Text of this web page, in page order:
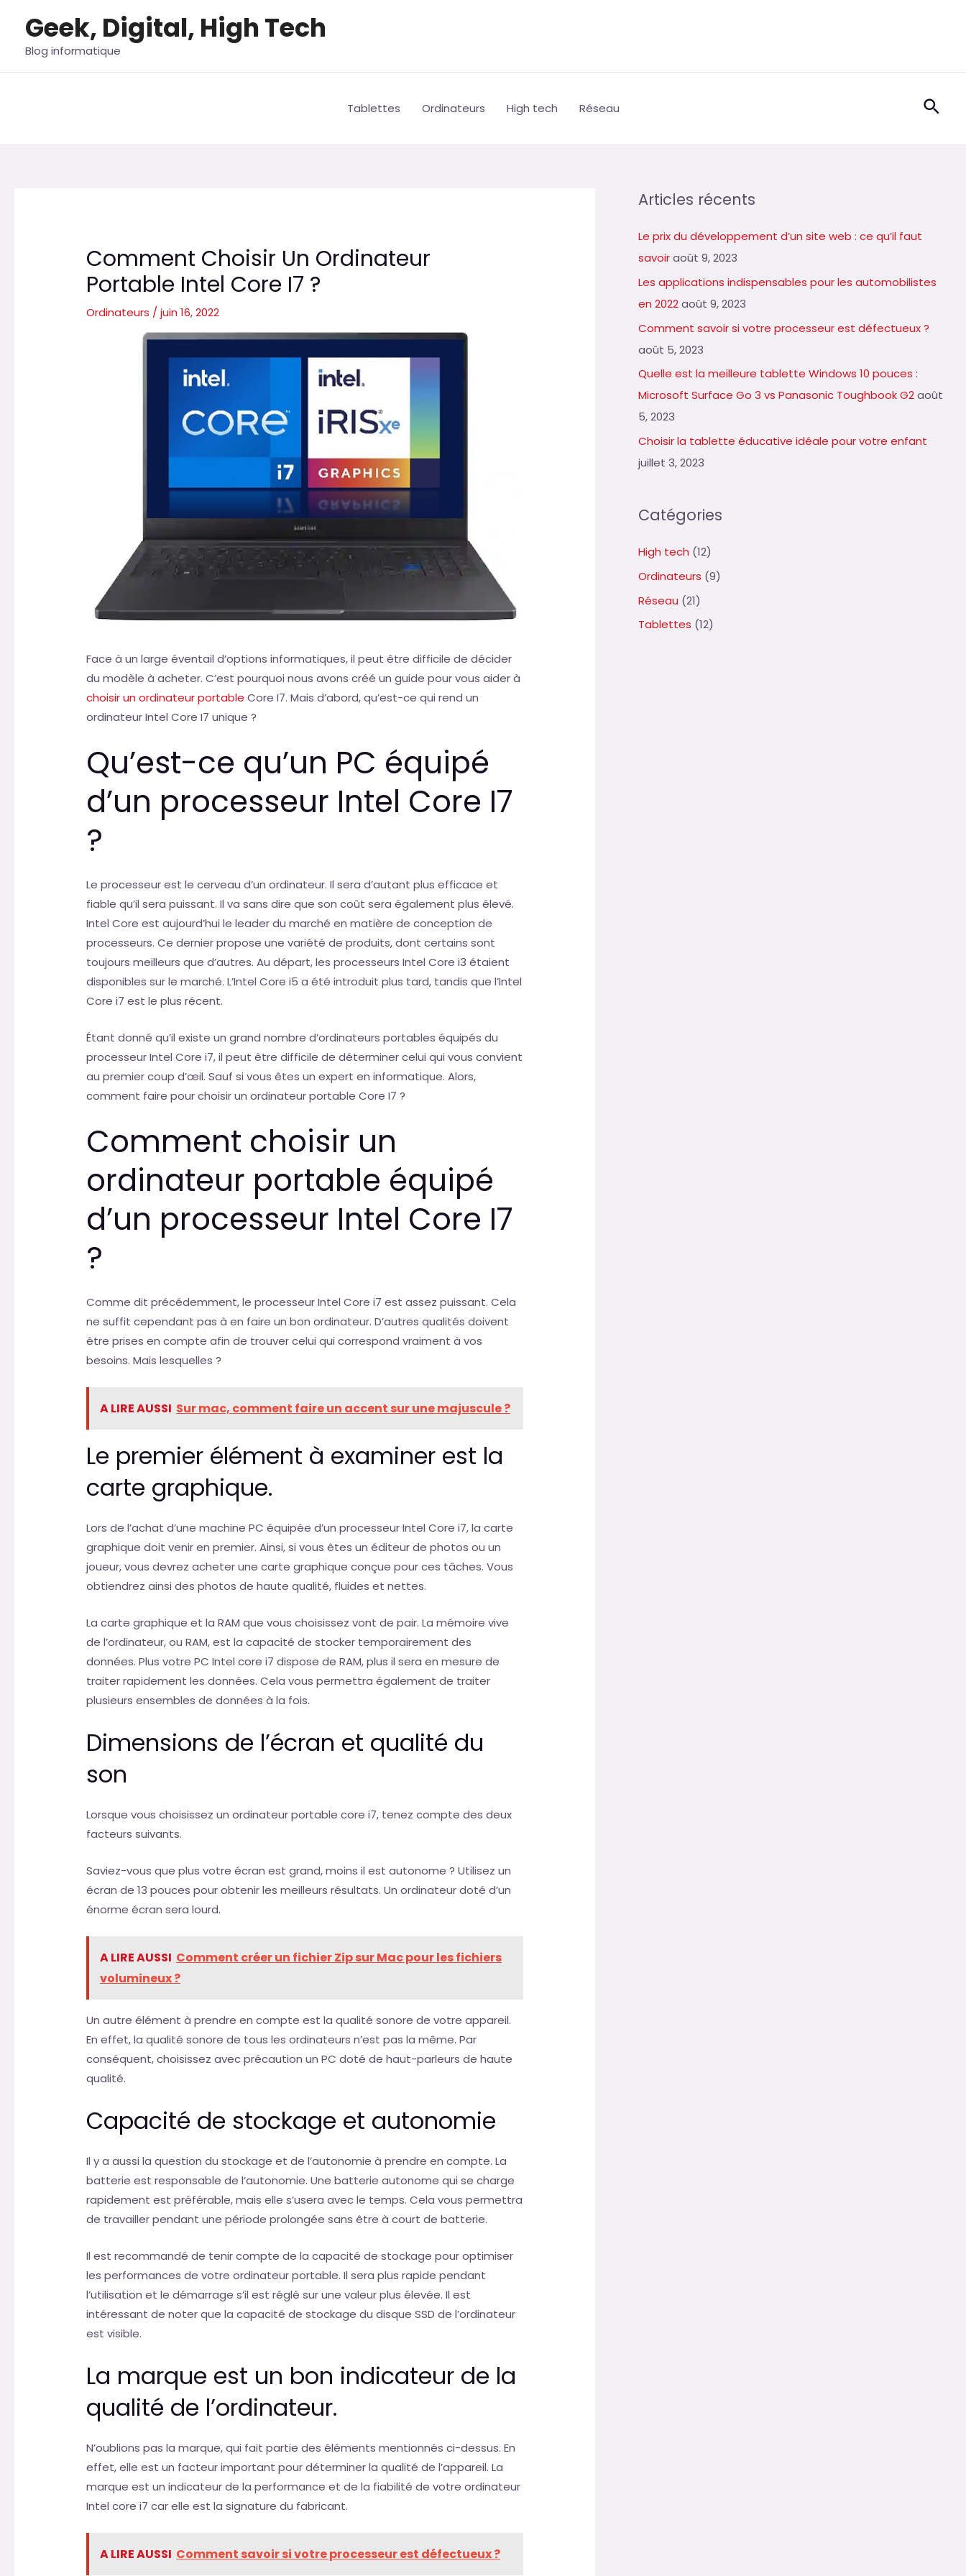
contenu
Geek, Digital, High Tech
Blog informatique
Tablettes Ordinateurs High tech Réseau
Comment Choisir Un Ordinateur
Portable Intel Core I7 ?
Ordinateurs /juin 16, 2022
Face à un large éventail d’options informatiques, il peut être difficile de décider
du modèle à acheter. C’est pourquoi nous avons créé un guide pour vous aider à
choisir un ordinateur portable Core I7. Mais d’abord, qu’est-ce qui rend un
ordinateur Intel Core I7 unique ?
Qu’est-ce qu’un PC équipé
d’un processeur Intel Core I7
?
Le processeur est le cerveau d’un ordinateur. Il sera d’autant plus efficace et
fiable qu’il sera puissant. Il va sans dire que son coût sera également plus élevé.
Intel Core est aujourd’hui le leader du marché en matière de conception de
processeurs. Ce dernier propose une variété de produits, dont certains sont
toujours meilleurs que d’autres. Au départ, les processeurs Intel Core i3 étaient
disponibles sur le marché. L’Intel Core i5 a été introduit plus tard, tandis que l’Intel
Core i7 est le plus récent.
Étant donné qu’il existe un grand nombre d’ordinateurs portables équipés du
processeur Intel Core i7, il peut être difficile de déterminer celui qui vous convient
au premier coup d’œil. Sauf si vous êtes un expert en informatique. Alors,
comment faire pour choisir un ordinateur portable Core I7 ?
Comment choisir un
ordinateur portable équipé
d’un processeur Intel Core I7
?
Comme dit précédemment, le processeur Intel Core i7 est assez puissant. Cela
ne suffit cependant pas à en faire un bon ordinateur. D’autres qualités doivent
être prises en compte afin de trouver celui qui correspond vraiment à vos
besoins. Mais lesquelles ?
A LIRE AUSSI Sur mac, comment faire un accent sur une majuscule ?
Le premier élément à examiner est la
carte graphique.
Lors de l’achat d’une machine PC équipée d’un processeur Intel Core i7, la carte
graphique doit venir en premier. Ainsi, si vous êtes un éditeur de photos ou un
joueur, vous devrez acheter une carte graphique conçue pour ces tâches. Vous
obtiendrez ainsi des photos de haute qualité, fluides et nettes.
La carte graphique et la RAM que vous choisissez vont de pair. La mémoire vive
de l’ordinateur, ou RAM, est la capacité de stocker temporairement des
données. Plus votre PC Intel core i7 dispose de RAM, plus il sera en mesure de
traiter rapidement les données. Cela vous permettra également de traiter
plusieurs ensembles de données à la fois.
Dimensions de l’écran et qualité du
son
Lorsque vous choisissez un ordinateur portable core i7, tenez compte des deux
facteurs suivants.
Saviez-vous que plus votre écran est grand, moins il est autonome ? Utilisez un
écran de 13 pouces pour obtenir les meilleurs résultats. Un ordinateur doté d’un
énorme écran sera lourd.
A LIRE AUSSI Comment créer un fichier Zip sur Mac pour les fichiers
volumineux ?
Un autre élément à prendre en compte est la qualité sonore de votre appareil.
En effet, la qualité sonore de tous les ordinateurs n’est pas la même. Par
conséquent, choisissez avec précaution un PC doté de haut-parleurs de haute
qualité.
Capacité de stockage et autonomie
Il y a aussi la question du stockage et de l’autonomie à prendre en compte. La
batterie est responsable de l’autonomie. Une batterie autonome qui se charge
rapidement est préférable, mais elle s’usera avec le temps. Cela vous permettra
de travailler pendant une période prolongée sans être à court de batterie.
Il est recommandé de tenir compte de la capacité de stockage pour optimiser
les performances de votre ordinateur portable. Il sera plus rapide pendant
l’utilisation et le démarrage s’il est réglé sur une valeur plus élevée. Il est
intéressant de noter que la capacité de stockage du disque SSD de l’ordinateur
est visible.
La marque est un bon indicateur de la
qualité de l’ordinateur.
N’oublions pas la marque, qui fait partie des éléments mentionnés ci-dessus. En
effet, elle est un facteur important pour déterminer la qualité de l’appareil. La
marque est un indicateur de la performance et de la fiabilité de votre ordinateur
Intel core i7 car elle est la signature du fabricant.
A LIRE AUSSI Comment savoir si votre processeur est défectueux ?
Articles récents
Le prix du développement d’un site web : ce qu’il faut
savoir août 9, 2023
Les applications indispensables pour les automobilistes
en 2022 août 9, 2023
Comment savoir si votre processeur est défectueux ?
août 5, 2023
Quelle est la meilleure tablette Windows 10 pouces :
Microsoft Surface Go 3 vs Panasonic Toughbook G2 août
5, 2023
Choisir la tablette éducative idéale pour votre enfant
juillet 3, 2023
Catégories
High tech (12)
Ordinateurs (9)
Réseau (21)
Tablettes (12)